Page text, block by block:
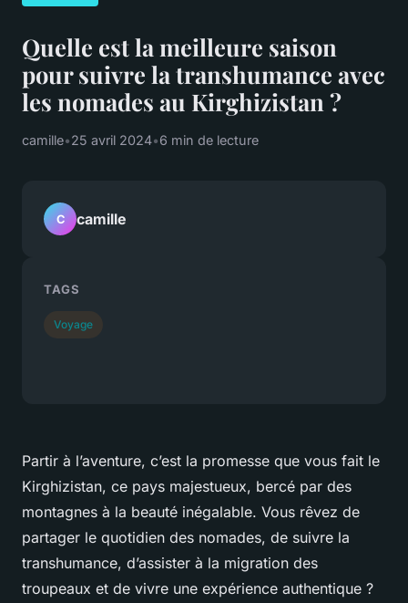
Quelle est la meilleure saison
pour suivre la transhumance avec
les nomades au Kirghizistan ?
camille•25 avril 2024•6 min de lecture
Partir à l’aventure, c’est la promesse que vous fait le
Kirghizistan, ce pays majestueux, bercé par des
montagnes à la beauté inégalable. Vous rêvez de
partager le quotidien des nomades, de suivre la
transhumance, d’assister à la migration des
troupeaux et de vivre une expérience authentique ?
C camille
TAGS
Voyage